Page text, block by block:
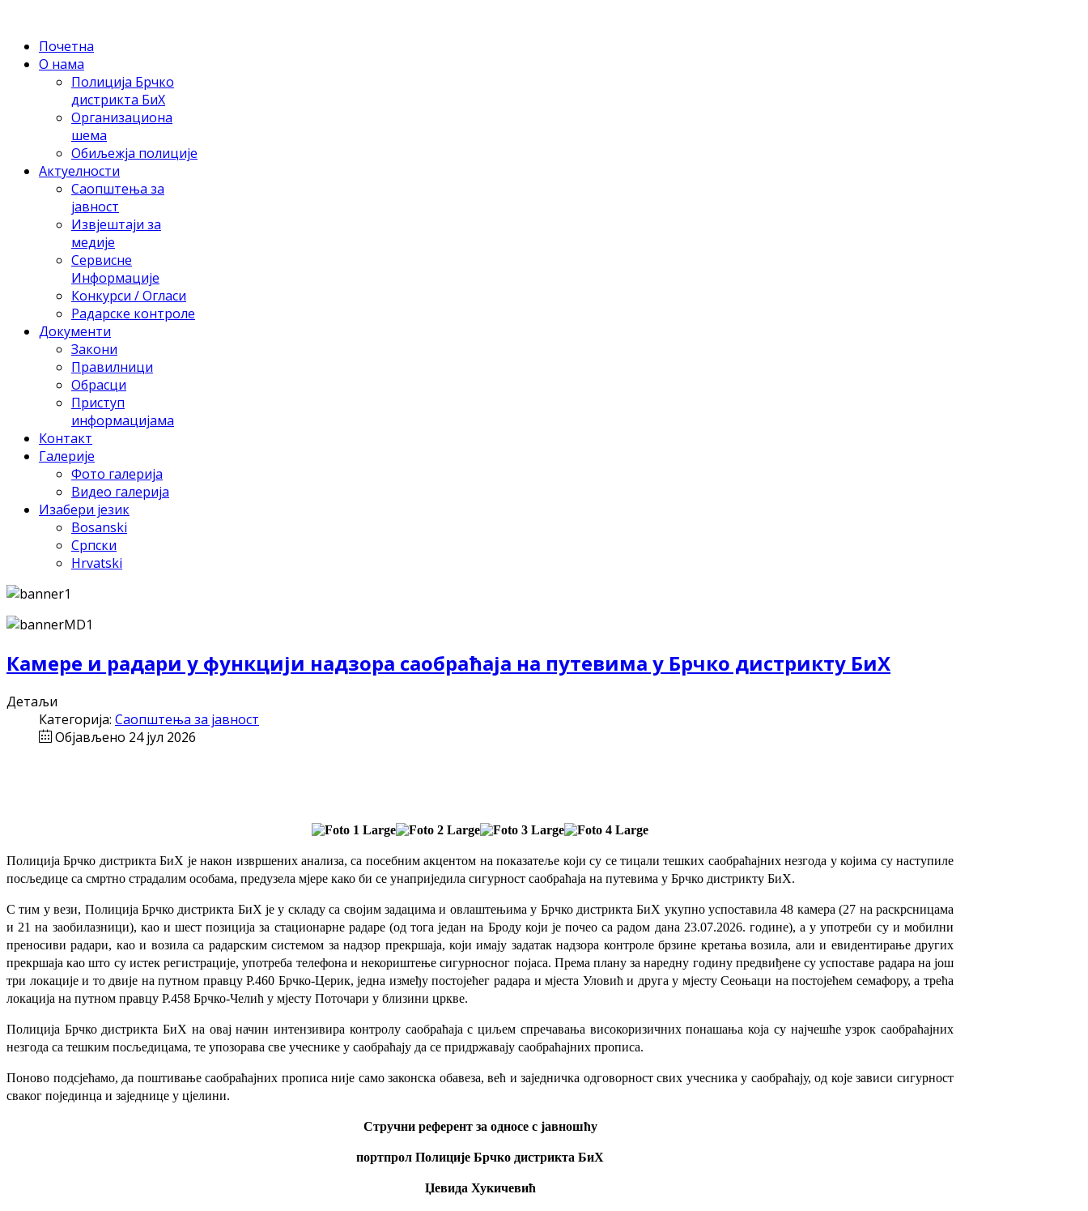
Почетна
О нама
Полиција Брчко
дистрикта БиХ
Организациона
шема
Обиљежја полиције
Актуелности
Саопштења за
јавност
Извјештаји за
медије
Сервисне
Информације
Конкурси / Огласи
Радарске контроле
Документи
Закони
Правилници
Обрасци
Приступ
информацијама
Контакт
Галерије
Фото галерија
Видео галерија
Изабери језик
Bosanski
Српски
Hrvatski
Камере и радари у функцији надзора саобраћаја на путевима у Брчко дистрикту БиХ
Детаљи
Категорија: Саопштења за јавност
Објављено 24 јул 2026
Полиција Брчко дистрикта БиХ је након извршених анализа, са посебним акцентом на показатеље који су се тицали тешких саобраћајних незгода у којима су наступиле
посљедице са смртно страдалим особама, предузела мјере како би се унаприједила сигурност саобраћаја на путевима у Брчко дистрикту БиХ.
С тим у вези, Полиција Брчко дистрикта БиХ је у складу са својим задацима и овлаштењима у Брчко дистрикта БиХ укупно успоставила 48 камера (27 на раскрсницама
и 21 на заобилазници), као и шест позиција за стационарне радаре (од тога један на Броду који је почео са радом дана 23.07.2026. године), а у употреби су и мобилни
преносиви радари, као и возила са радарским системом за надзор прекршаја, који имају задатак надзора контроле брзине кретања возила, али и евидентирање других
прекршаја као што су истек регистрације, употреба телефона и некориштење сигурносног појаса. Према плану за наредну годину предвиђене су успоставе радара на још
три локације и то двије на путном правцу Р.460 Брчко-Церик, једна између постојећег радара и мјеста Уловић и друга у мјесту Сеоњаци на постојећем семафору, а трећа
локација на путном правцу Р.458 Брчко-Челић у мјесту Поточари у близини цркве.
Полиција Брчко дистрикта БиХ на овај начин интензивира контролу саобраћаја с циљем спречавања високоризичних понашања која су најчешће узрок саобраћајних
незгода са тешким посљедицама, те упозорава све учеснике у саобраћају да се придржавају саобраћајних прописа.
Поново подсјећамо, да поштивање саобраћајних прописа није само законска обавеза, већ и заједничка одговорност свих учесника у саобраћају, од које зависи сигурност
сваког појединца и заједнице у цјелини.
Стручни референт за односе с јавношћу
портпрол Полиције Брчко дистрикта БиХ
Џевида Хукичевић